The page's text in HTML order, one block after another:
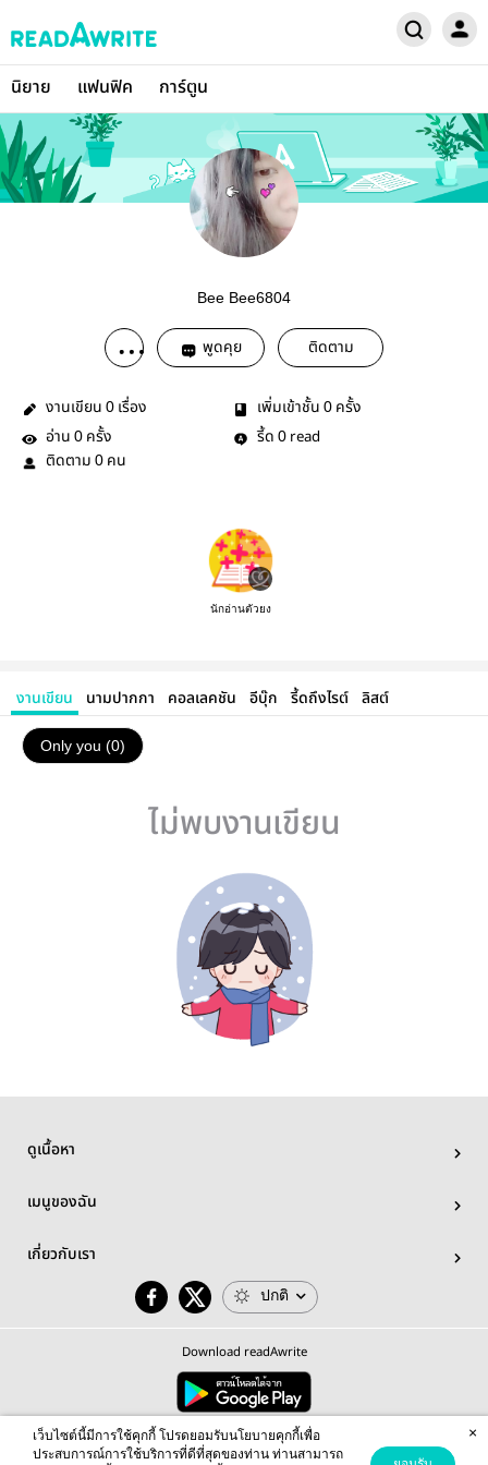
นิยาย แฟนฟิค การ์ตูน
Bee Bee6804
พูดคุย ติดตาม
งานเขียน 0 เรื่อง เพิ่มเข้าชั้น 0 ครั้ง
อ่าน 0 ครั้ง รี้ด 0 read
ติดตาม 0 คน
นักอ่านตัวยง
งานเขียน นามปากกา คอลเลคชัน อีบุ๊ก รี้ดถึงไรต์ ลิสต์
Only you (0)
ไม่พบงานเขียน
ดูเนื้อหา
เมนูของฉัน
เกี่ยวกับเรา
ปกติ
Download readAwrite
© 2026 readAwrite.com by MEB Corporation Public Company Limited
This site is protected by reCAPTCHA and the Google Privacy Policy Terms of Serviceapply.
เว็บไซต์นี้มีการใช้คุกกี้ โปรดยอมรับนโยบายคุกกี้เพื่อ
ประสบการณ์การใช้บริการที่ดีที่สุดของท่าน ท่านสามารถ
×